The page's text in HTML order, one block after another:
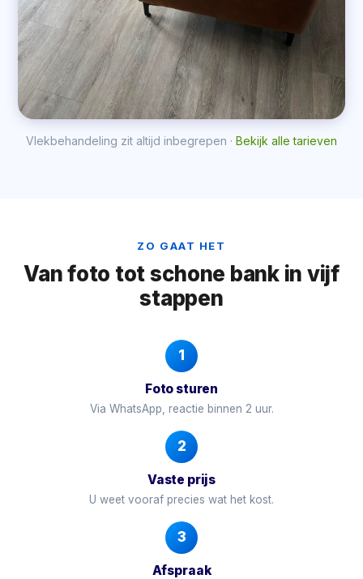
Vlekbehandeling zit altijd inbegrepen · Bekijk alle tarieven
ZO GAAT HET
Van foto tot schone bank in vijf
stappen
1
Foto sturen
Via WhatsApp, reactie binnen 2 uur.
2
Vaste prijs
U weet vooraf precies wat het kost.
3
Afspraak